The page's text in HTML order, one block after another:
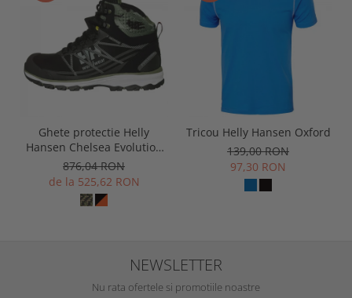
Ghete protectie Helly
Hansen Chelsea Evolution
Mid, S3
876,04 RON
de la 525,62 RON
Tricou Helly Hansen Oxford
139,00 RON
97,30 RON
NEWSLETTER
Nu rata ofertele si promotiile noastre